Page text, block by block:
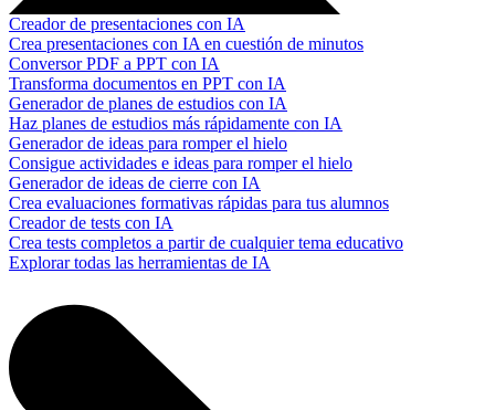
Creador de presentaciones con IA
Crea presentaciones con IA en cuestión de minutos
Conversor PDF a PPT con IA
Transforma documentos en PPT con IA
Generador de planes de estudios con IA
Haz planes de estudios más rápidamente con IA
Generador de ideas para romper el hielo
Consigue actividades e ideas para romper el hielo
Generador de ideas de cierre con IA
Crea evaluaciones formativas rápidas para tus alumnos
Creador de tests con IA
Crea tests completos a partir de cualquier tema educativo
Explorar todas las herramientas de IA